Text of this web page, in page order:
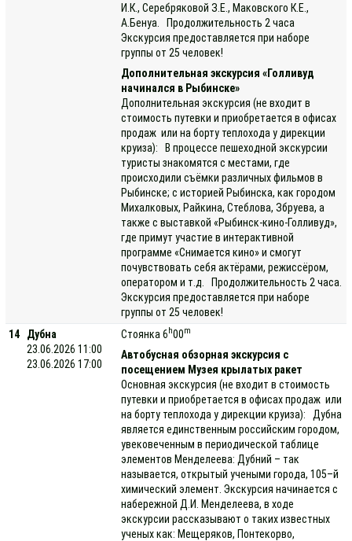
И.К., Серебряковой З.Е., Маковского К.Е.,
А.Бенуа. Продолжительность 2 часа
Экскурсия предоставляется при наборе
группы от 25 человек!
Дополнительная экскурсия «Голливуд
начинался в Рыбинске»
Дополнительная экскурсия (не входит в
стоимость путевки и приобретается в офисах
продаж или на борту теплохода у дирекции
круиза): В процессе пешеходной экскурсии
туристы знакомятся с местами, где
происходили съёмки различных фильмов в
Рыбинске; с историей Рыбинска, как городом
Михалковых, Райкина, Стеблова, Збруева, а
также с выставкой «Рыбинск-кино-Голливуд»,
где примут участие в интерактивной
программе «Снимается кино» и смогут
почувствовать себя актёрами, режиссёром,
оператором и т.д. Продолжительность 2 часа.
Экскурсия предоставляется при наборе
группы от 25 человек!
14
Дубна
23.06.2026 11:00
23.06.2026 17:00
Стоянка 6 h00m
Автобусная обзорная экскурсия с
посещением Музея крылатых ракет
Основная экскурсия (не входит в стоимость
путевки и приобретается в офисах продаж или
на борту теплохода у дирекции круиза): Дубна
является единственным российским городом,
увековеченным в периодической таблице
элементов Менделеева: Дубний – так
называется, открытый учеными города, 105–й
химический элемент. Экскурсия начинается с
набережной Д.И. Менделеева, в ходе
экскурсии рассказывают о таких известных
ученых как: Мещеряков, Понтекорво,